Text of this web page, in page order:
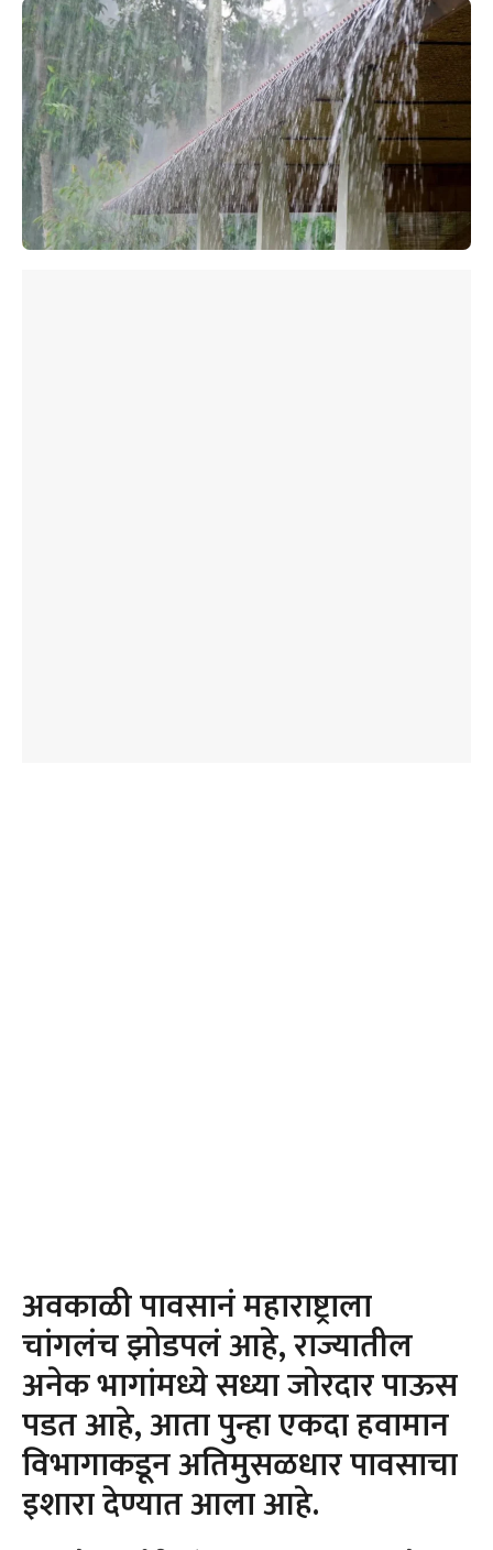
अवकाळी पावसानं महाराष्ट्राला
चांगलंच झोडपलं आहे, राज्यातील
अनेक भागांमध्ये सध्या जोरदार पाऊस
पडत आहे, आता पुन्हा एकदा हवामान
विभागाकडून अतिमुसळधार पावसाचा
इशारा देण्यात आला आहे.